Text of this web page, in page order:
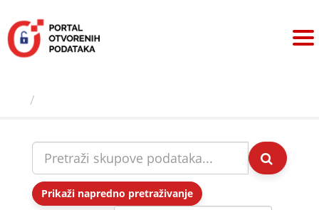
sadržaj
Prikaži napredno pretraživanje